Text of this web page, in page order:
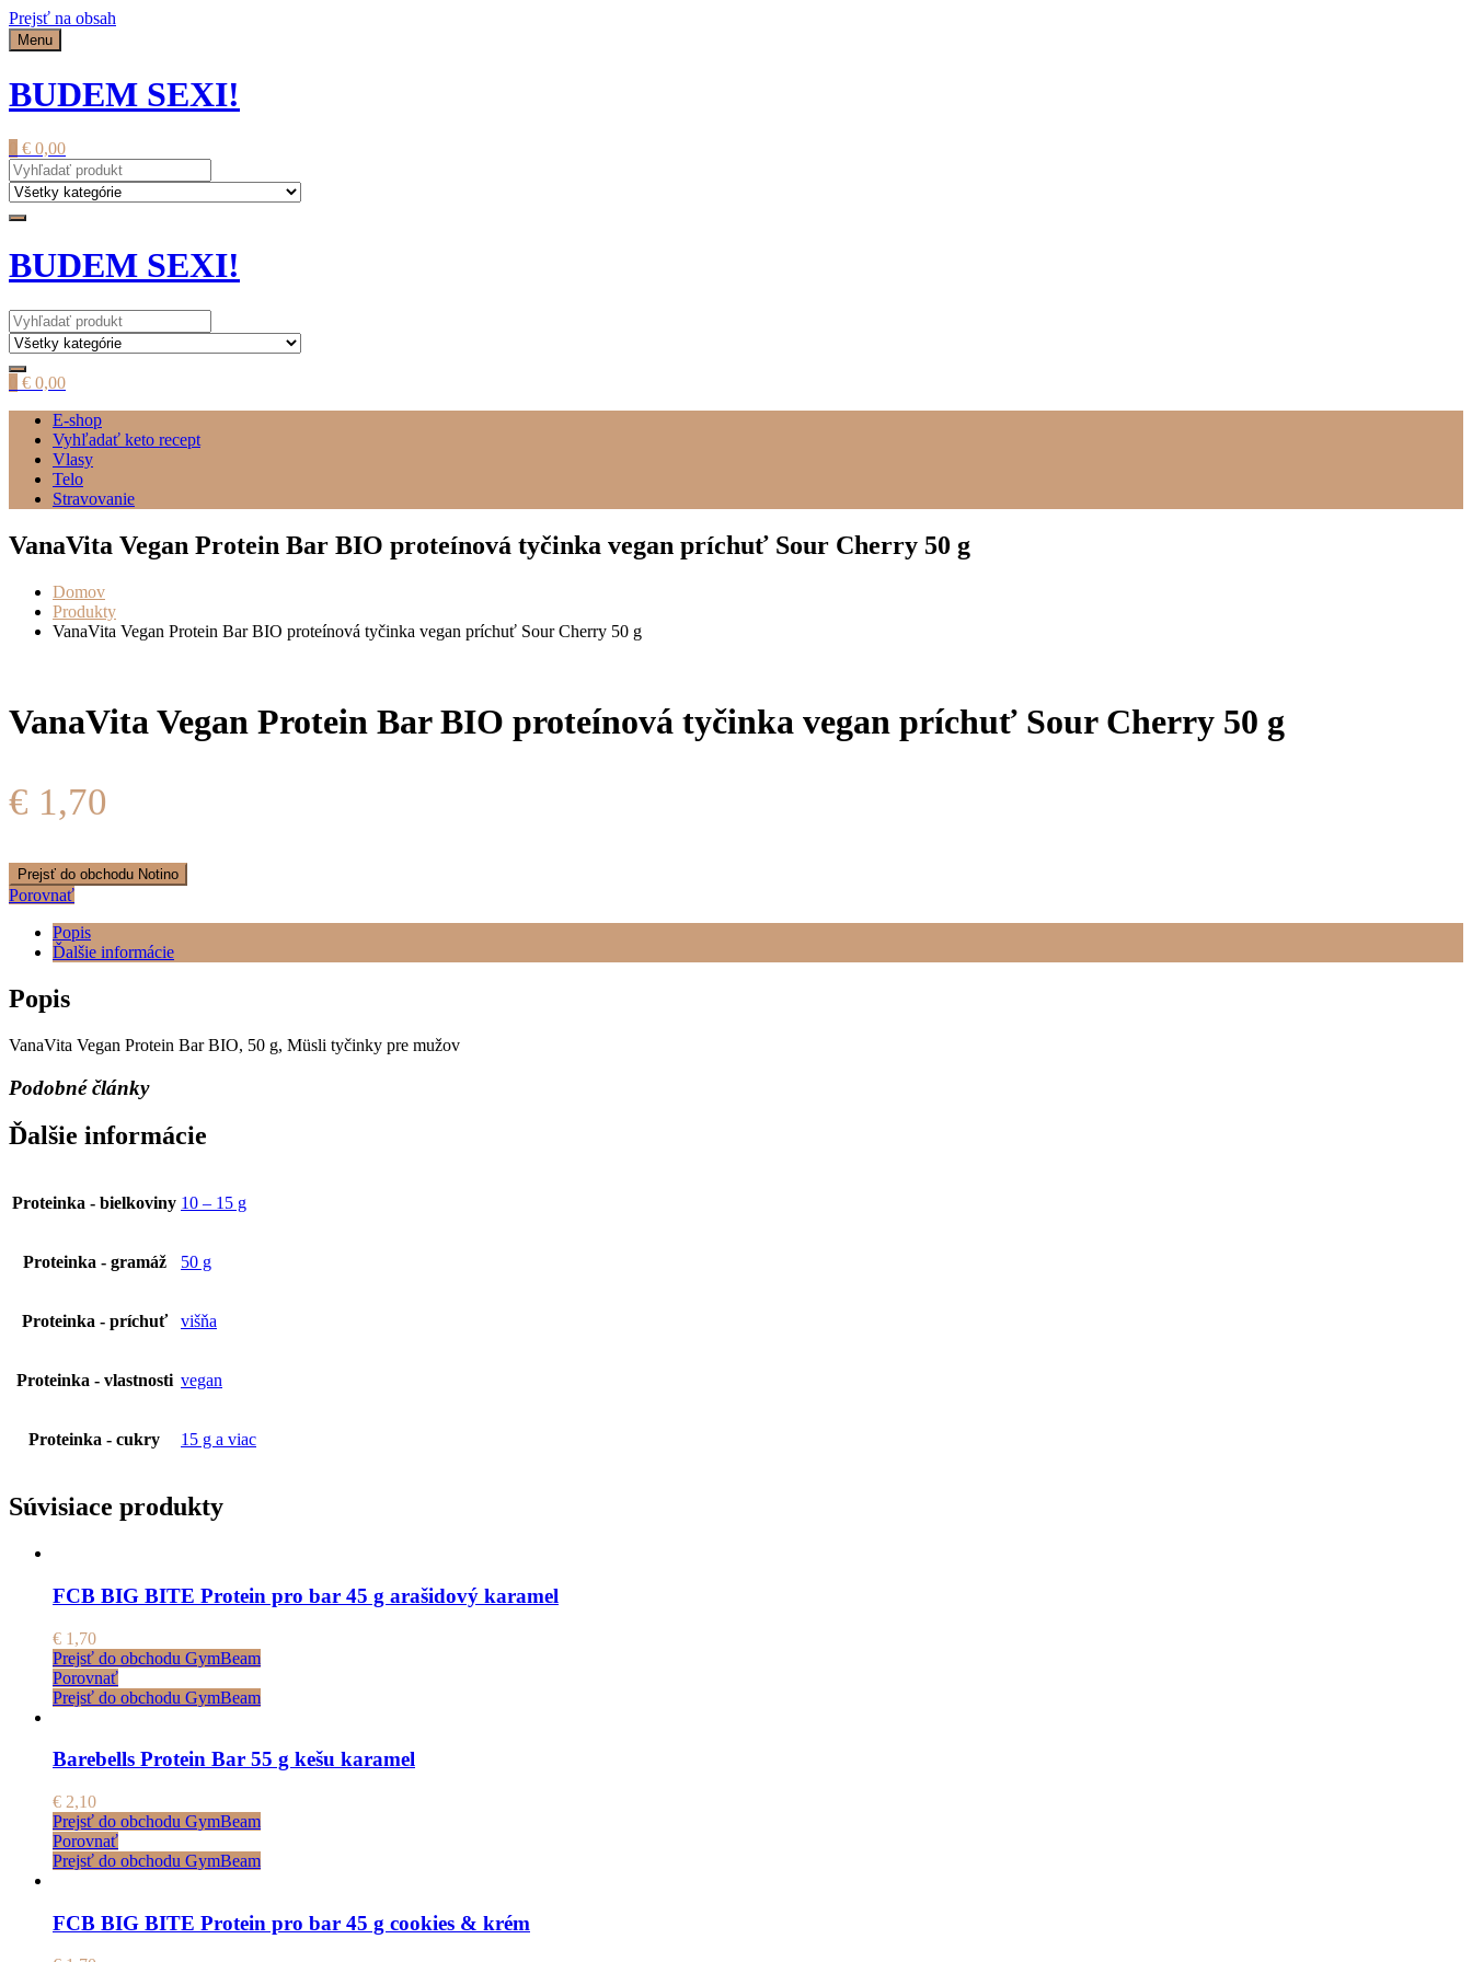
Prejsť na obsah
Menu
BUDEM SEXI!
€ 0,00
BUDEM SEXI!
€ 0,00
E-shop
Vyhľadať keto recept
Vlasy
Telo
Stravovanie
VanaVita Vegan Protein Bar BIO proteínová tyčinka vegan príchuť Sour Cherry 50 g
Domov
Produkty
VanaVita Vegan Protein Bar BIO proteínová tyčinka vegan príchuť Sour Cherry 50 g
VanaVita Vegan Protein Bar BIO proteínová tyčinka vegan príchuť Sour Cherry 50 g
€ 1,70
Prejsť do obchodu Notino
Porovnať
Popis
Ďalšie informácie
Popis
VanaVita Vegan Protein Bar BIO, 50 g, Müsli tyčinky pre mužov
Podobné články
Ďalšie informácie
Proteinka - bielkoviny 10 – 15 g
Proteinka - gramáž 50 g
Proteinka - príchuť višňa
Proteinka - vlastnosti vegan
Proteinka - cukry 15 g a viac
Súvisiace produkty
FCB BIG BITE Protein pro bar 45 g arašidový karamel
€ 1,70
Prejsť do obchodu GymBeam
Porovnať
Prejsť do obchodu GymBeam
Barebells Protein Bar 55 g kešu karamel
€ 2,10
Prejsť do obchodu GymBeam
Porovnať
Prejsť do obchodu GymBeam
FCB BIG BITE Protein pro bar 45 g cookies & krém